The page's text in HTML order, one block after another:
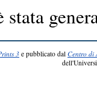
stata
3e pubblicato dal Centro di